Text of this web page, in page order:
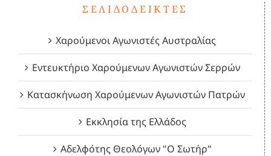
ΣΕΛΙΔΟΔΕΊΚΤΕΣ
Χαρούμενοι Αγωνιστές Αυστραλίας
Εντευκτήριο Χαρούμενων Αγωνιστών Σερρών
Κατασκήνωση Χαρούμενων Αγωνιστών Πατρών
Εκκλησία της Ελλάδος
Αδελφότης Θεολόγων "Ο Σωτήρ"